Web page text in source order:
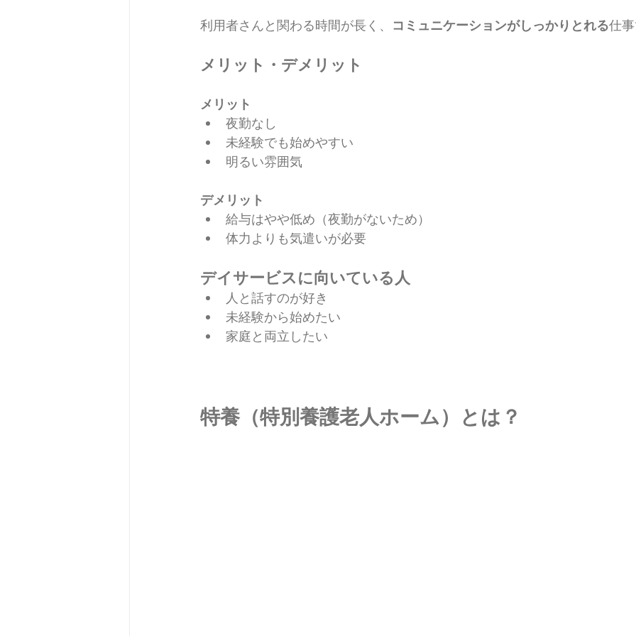
利用者さんと関わる時間が長く、 コミュニケーションがしっかりとれる仕
メリット・デメリット
メリット
夜勤なし
未経験でも始めやすい
明るい雰囲気
デメリット
給与はやや低め（夜勤がないため）
体力よりも気遣いが必要
デイサービスに向いている人
人と話すのが好き
未経験から始めたい
家庭と両立したい
特養（特別養護老人ホーム）とは？